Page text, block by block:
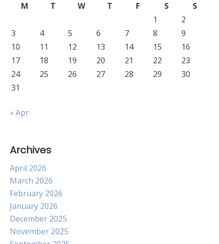
M
T W T F S
S
1
2
3
4 5 6 7 8
9
10
11 12 13 14 15
16
17
18 19 20 21 22
23
24
25 26 27 28 29
30
31
« Apr
Archives
April 2026
March 2026
February 2026
January 2026
December 2025
November 2025